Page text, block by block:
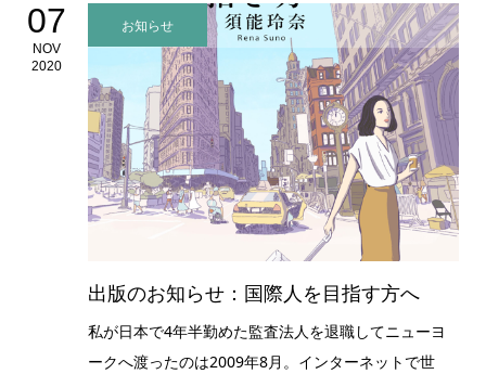
07
NOV
2020
お知らせ
出版のお知らせ：国際人を目指す方へ
私が日本で4年半勤めた監査法人を退職してニューヨ
ークへ渡ったのは2009年8月。インターネットで世